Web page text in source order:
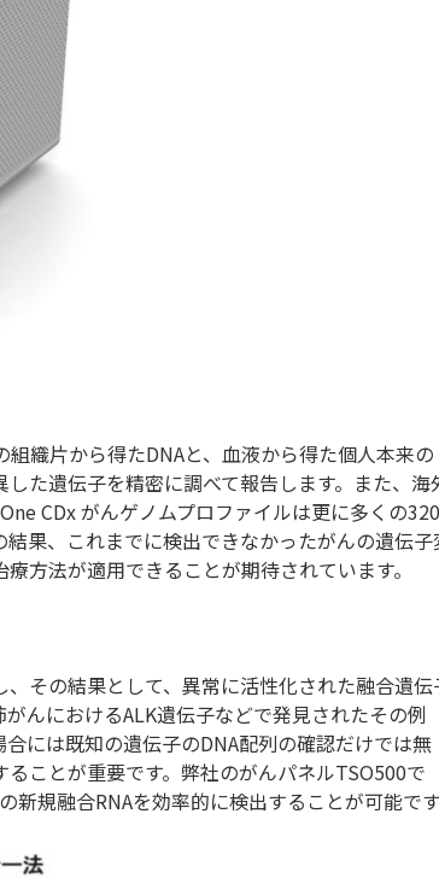
織片から得たDNAと、血液から得た個人本来の
た遺伝子を精密に調べて報告します。また、海
CDx がんゲノムプロファイルは更に多くの320
果、これまでに検出できなかったがんの遺伝子
方法が適用できることが期待されています。
その結果として、異常に活性化された融合遺伝
んにおけるALK遺伝子などで発見されたその例
には既知の遺伝子のDNA配列の確認だけでは無
ことが重要です。弊社のがんパネルTSO500で
新規融合RNAを効率的に検出することが可能です